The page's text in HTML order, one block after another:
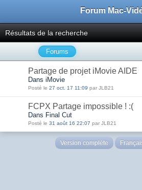
Forum Mac-
Résultats de la recherche
Forums
Partage de projet iMovie AIDE
Dans iMovie
Posté le 27 oct. 17 11:09 par JLB21
FCPX Partage impossible ! :(
Dans Final Cut
Posté le 31 août 16 22:07 par JLB21
Version complète